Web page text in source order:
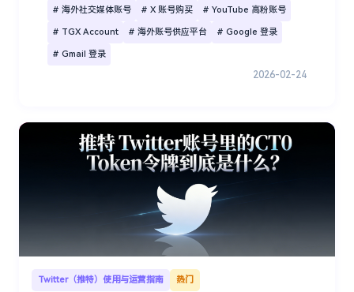
# 海外社交媒体账号 # X 账号购买 # YouTube 高粉账号
# TGX Account # 海外账号供应平台 # Google 登录
# Gmail 登录
2026-02-24
Twitter（推特）使用与运营指南 热门